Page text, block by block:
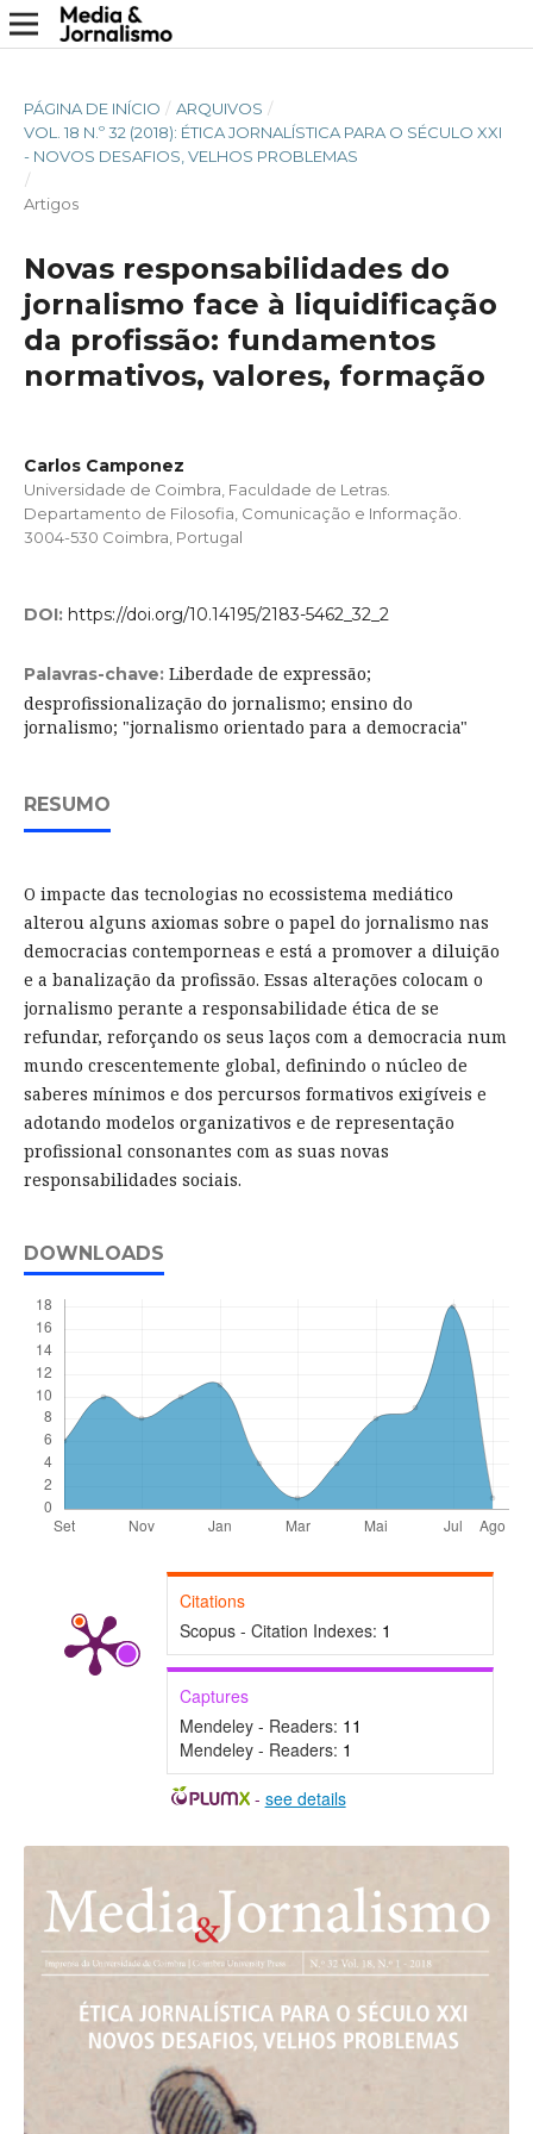
PÁGINA DE INÍCIO / ARQUIVOS /
VOL. 18 N.º 32 (2018): ÉTICA JORNALÍSTICA PARA O SÉCULO XXI
- NOVOS DESAFIOS, VELHOS PROBLEMAS
/
Artigos
Novas responsabilidades do
jornalismo face à liquidificação
da profissão: fundamentos
normativos, valores, formação
Carlos Camponez
Universidade de Coimbra, Faculdade de Letras.
Departamento de Filosofia, Comunicação e Informação.
3004-530 Coimbra, Portugal
DOI: https://doi.org/10.14195/2183-5462_32_2
Palavras-chave: Liberdade de expressão;
desprofissionalização do jornalismo; ensino do
jornalismo; "jornalismo orientado para a democracia"
RESUMO
O impacte das tecnologias no ecossistema mediático
alterou alguns axiomas sobre o papel do jornalismo nas
democracias contemporneas e está a promover a diluição
e a banalização da profissão. Essas alterações colocam o
jornalismo perante a responsabilidade ética de se
refundar, reforçando os seus laços com a democracia num
mundo crescentemente global, definindo o núcleo de
saberes mínimos e dos percursos formativos exigíveis e
adotando modelos organizativos e de representação
profissional consonantes com as suas novas
responsabilidades sociais.
DOWNLOADS
Citations
Scopus - Citation Indexes: 1
Captures
Mendeley - Readers: 11
Mendeley - Readers: 1
- see details